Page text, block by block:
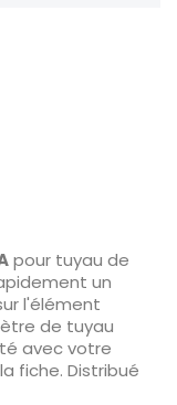
pour tuyau de
un
l'élément
de tuyau
avec votre
fiche. Distribué